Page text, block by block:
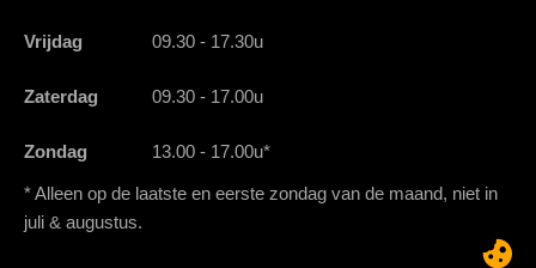
Vrijdag 09.30 - 17.30u
Zaterdag 09.30 - 17.00u
Zondag 13.00 - 17.00u*
* Alleen op de laatste en eerste zondag van de maand, niet in
juli & augustus.